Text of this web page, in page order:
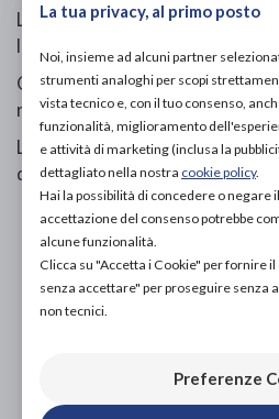
L’infradito BIRKENSTOCK
look armonioso che unisce il
Questa versione del sandalo è
rivestimento brillante effetto
La tomaia è in materiale
dermoaffine e resistente.
PROVA E ACQUISTA
NON DISPONIBILE
ACQUISTA ONLINE
La tua privacy, al primo posto
Noi, insieme ad alcuni partner
strumenti analoghi per scopi
vista tecnico e, con il tuo consenso,
funzionalità, miglioramento
e attività di marketing (inclusa la
dettagliato nella nostra cookie policy.
Hai la possibilità di concedere o negare
accettazione del consenso potrebbe
alcune funzionalità.
Clicca su "Accetta i Cookie" per fornire
senza accettare" per proseguire senza
non tecnici.
Preferenze